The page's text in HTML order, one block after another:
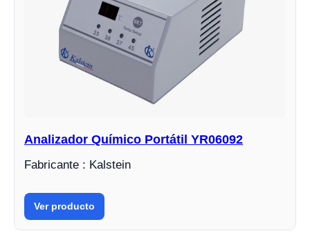
Analizador Químico Portátil YR06092
Fabricante : Kalstein
Ver producto